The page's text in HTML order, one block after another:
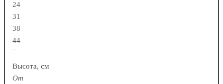
24
31
38
44
51
Высота, см
От